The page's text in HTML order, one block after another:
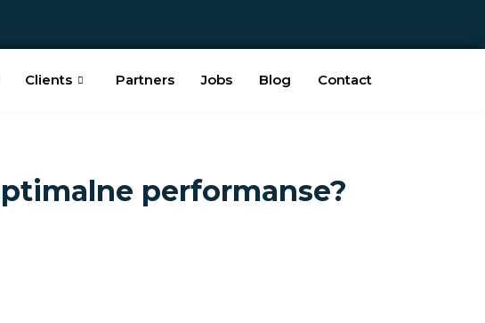
Clients Partners Jobs Blog Contact
performanse?